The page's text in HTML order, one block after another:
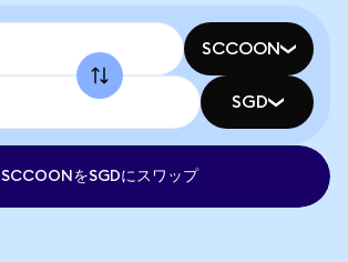
SCCOON
SGD
SCCOONをSGDにスワップ